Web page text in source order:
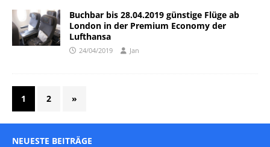
Buchbar bis 28.04.2019 günstige Flüge ab
London in der Premium Economy der
Lufthansa
24/04/2019 Jan
1 2 »
NEUESTE BEITRÄGE